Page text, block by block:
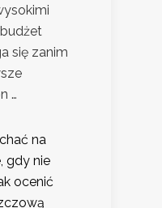
się zanim
…
na
gdy nie
ocenić